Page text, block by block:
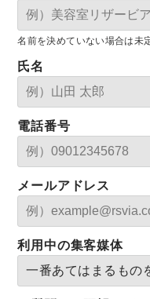
名前を決めていない場合は未
氏名
電話番号
メールアドレス
利用中の集客媒体